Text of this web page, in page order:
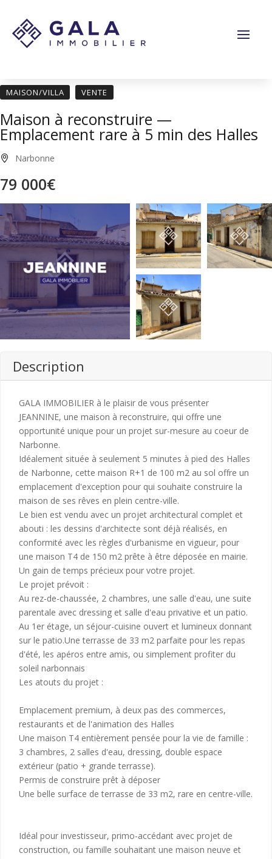
MAISON/VILLA VENTE
Maison à reconstruire —
Emplacement rare à 5 min des Halles
Narbonne
79 000€
Description
GALA IMMOBILIER à le plaisir de vous présenter
JEANNINE, une maison à reconstruire, qui offre une
opportunité unique pour un projet sur-mesure au coeur de
Narbonne.
Idéalement située à seulement 5 minutes à pied des Halles
de Narbonne, cette maison R+1 de 100 m2 au sol offre un
emplacement d'exception pour qui souhaite construire la
maison de ses rêves en plein centre-ville.
Le bien est vendu avec un projet architectural complet et
abouti : les dessins d'architecte sont déjà réalisés, en
conformité avec les règles d'urbanisme en vigueur, pour
une maison T4 de 150 m2 prête à être déposée en mairie.
Un gain de temps précieux pour votre projet.
Le projet prévoit :
Au rez-de-chaussée, 2 chambres, une salle d'eau, une suite
parentale avec dressing et salle d'eau privative et un patio.
Au 1er étage, un séjour-cuisine ouvert et lumineux donnant
sur le patio.Une terrasse de 33 m2 parfaite pour les repas
d'été, les apéros entre amis, ou simplement profiter du
soleil narbonnais
Les atouts du projet :
Emplacement premium, à deux pas des commerces,
restaurants et de l'animation des Halles
Une maison T4 entièrement pensée pour la vie de famille :
3 chambres, 2 salles d'eau, dressing, double espace
extérieur (patio + grande terrasse).
Permis de construire prêt à déposer
Une belle surface de terrasse de 33 m2, rare en centre-ville.
Idéal pour investisseur, primo-accédant avec projet de
construction, ou famille souhaitant une maison neuve et